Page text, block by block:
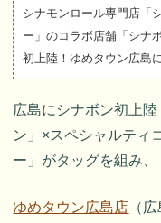
シナモンロール専門店「
ー」のコラボ店舗「シナ
初上陸！ゆめタウン広島
広島にシナボン初上
ン」×スペシャルティ
ー」がタッグを組み、
ゆめタウン広島店 （